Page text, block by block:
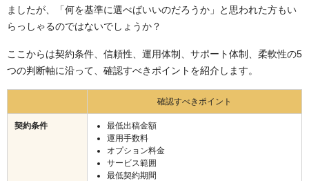
ましたが、「何を基準に選べばいいのだろうか」と思われた方もい
らっしゃるのではないでしょうか？
ここからは契約条件、信頼性、運用体制、サポート体制、柔軟性の5
つの判断軸に沿って、確認すべきポイントを紹介します。
確認すべきポイント
契約条件
最低出稿金額
運用手数料
オプション料金
サービス範囲
最低契約期間